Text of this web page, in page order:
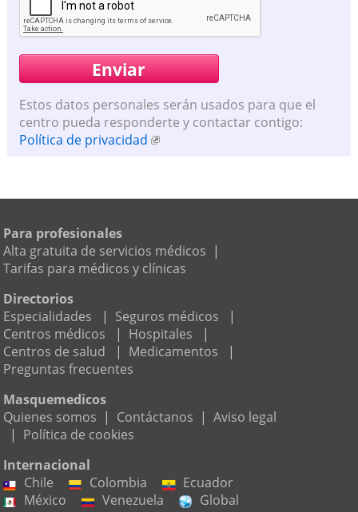
Estos datos personales serán usados para que el
centro pueda responderte y contactar contigo:
Política de privacidad
Para profesionales
Alta gratuita de servicios médicos |
Tarifas para médicos y clínicas
Directorios
Especialidades
| Seguros médicos
|
Centros médicos
| Hospitales
|
Centros de salud
| Medicamentos
|
Preguntas frecuentes
Masquemedicos
Quienes somos | Contáctanos | Aviso legal
| Política de cookies
Internacional
Chile
Colombia
Ecuador
México
Venezuela Global